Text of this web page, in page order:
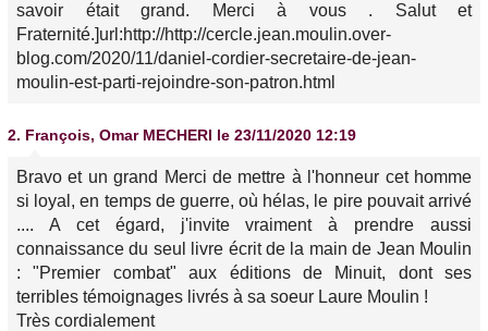
savoir était grand. Merci à vous . Salut et
Fraternité.]url:http://http://cercle.jean.moulin.over-
blog.com/2020/11/daniel-cordier-secretaire-de-jean-
moulin-est-parti-rejoindre-son-patron.html
2. François, Omar MECHERI le 23/11/2020 12:19
Bravo et un grand Merci de mettre à l'honneur cet homme
si loyal, en temps de guerre, où hélas, le pire pouvait arrivé
.... A cet égard, j'invite vraiment à prendre aussi
connaissance du seul livre écrit de la main de Jean Moulin
: "Premier combat" aux éditions de Minuit, dont ses
terribles témoignages livrés à sa soeur Laure Moulin !
Très cordialement